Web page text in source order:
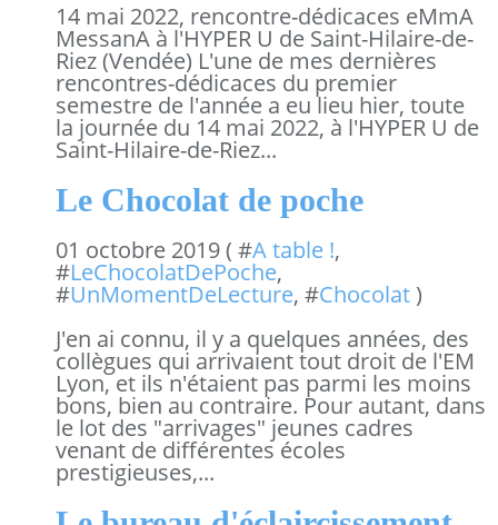
14 mai 2022, rencontre-dédicaces eMmA
MessanA à l'HYPER U de Saint-Hilaire-de-
Riez (Vendée) L'une de mes dernières
rencontres-dédicaces du premier
semestre de l'année a eu lieu hier, toute
la journée du 14 mai 2022, à l'HYPER U de
Saint-Hilaire-de-Riez...
Le Chocolat de poche
01 octobre 2019 ( #A table !,
#LeChocolatDePoche,
#UnMomentDeLecture, #Chocolat )
J'en ai connu, il y a quelques années, des
collègues qui arrivaient tout droit de l'EM
Lyon, et ils n'étaient pas parmi les moins
bons, bien au contraire. Pour autant, dans
le lot des "arrivages" jeunes cadres
venant de différentes écoles
prestigieuses,...